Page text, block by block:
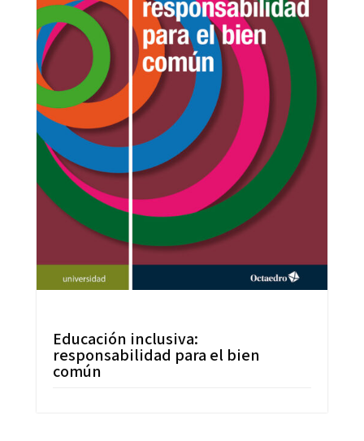
Educación inclusiva:
responsabilidad para el bien
común